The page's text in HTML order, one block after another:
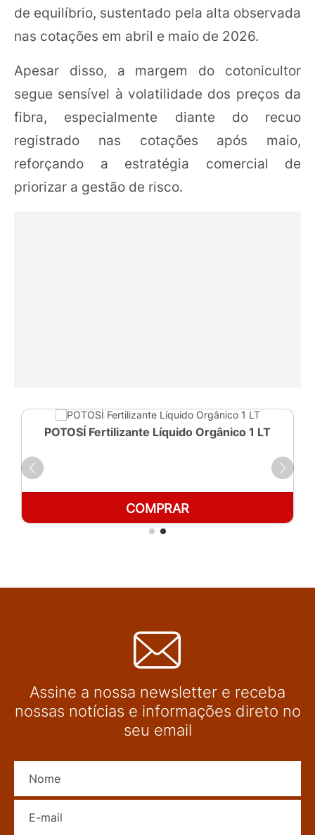
de equilíbrio, sustentado pela alta observada
nas cotações em abril e maio de 2026.
Apesar disso, a margem do cotonicultor
segue sensível à volatilidade dos preços da
fibra, especialmente diante do recuo
registrado nas cotações após maio,
reforçando a estratégia comercial de
priorizar a gestão de risco.
POTOSÍ Fertilizante Líquido Orgânico 1 LT
COMPRAR
Assine a nossa newsletter e receba
nossas notícias e informações direto no
seu email